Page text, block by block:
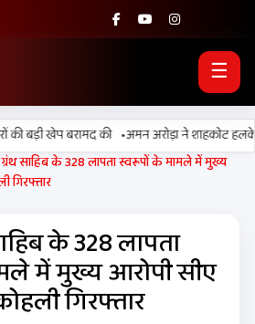
☰
बड़ी खेप बरामद की •अमन अरोड़ा ने शाहकोट हलके में
साहिब के 328 लापता स्वरूपों के मामले में मुख्य
गिरफ्तार
के 328 लापता
में मुख्य आरोपी सीए
गिरफ्तार